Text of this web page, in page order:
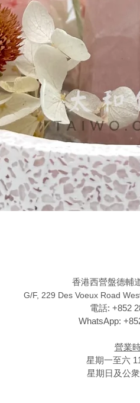
香港西營盤德輔
G/F, 229 Des Voeux Road
電話: +852
WhatsApp:
營業
星期一至六
星期日及公